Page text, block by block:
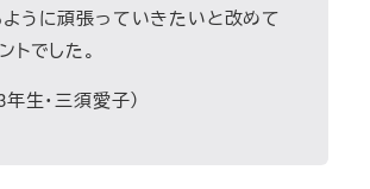
うに頑張っていきたいと改めて
トでした。
生・三須愛子）